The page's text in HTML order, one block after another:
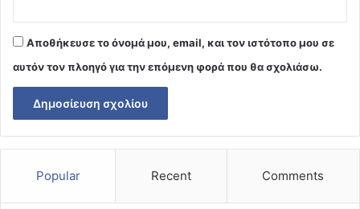
Αποθήκευσε το όνομά μου, email, και τον ιστότοπο μου σε
αυτόν τον πλοηγό για την επόμενη φορά που θα σχολιάσω.
Popular Recent Comments